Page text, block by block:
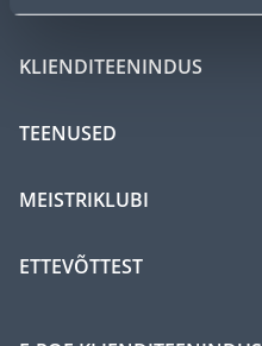
KLIENDITEENINDUS
TEENUSED
MEISTRIKLUBI
ETTEVÕTTEST